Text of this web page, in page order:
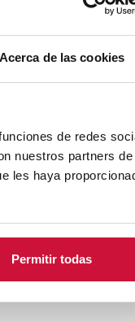
de las cookies
de redes
nuestros partners de
les haya
Permitir todas
Familiar